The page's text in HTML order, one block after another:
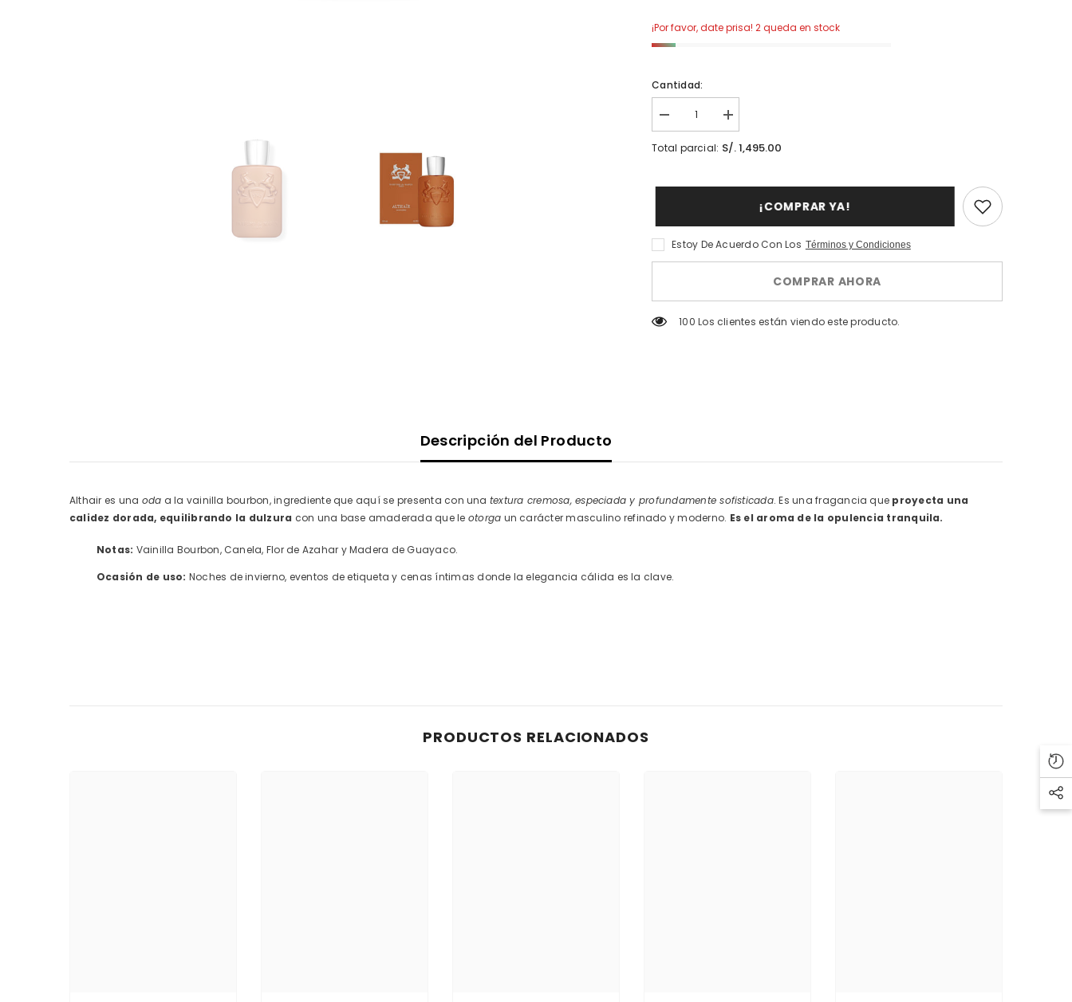
¡Por favor, date prisa! 2 queda en stock
Cantidad:
Disminuir
cantidad
para
Parfums
Spray
aumentar
la
cantidad
para
125ml
Spray
Total parcial: S/. 1,495.00
¡COMPRAR YA!
Estoy De Acuerdo Con Los Términos y Condiciones
COMPRAR AHORA
100 Los clientes están viendo este producto.
Descripción del Producto
Althair es una oda a la vainilla bourbon, ingrediente que aquí se presenta con una textura cremosa, especiada y profundamente sofisticada. Es una fragancia que proyecta una
calidez dorada, equilibrando la dulzura con una base amaderada que le otorga un carácter masculino refinado y moderno. Es el aroma de la opulencia tranquila.
Notas: Vainilla Bourbon, Canela, Flor de Azahar y Madera de Guayaco.
Ocasión de uso: Noches de invierno, eventos de etiqueta y cenas íntimas donde la elegancia cálida es la clave.
PRODUCTOS RELACIONADOS